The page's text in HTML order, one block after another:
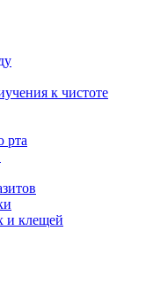
к чистоте
рта
и клещей